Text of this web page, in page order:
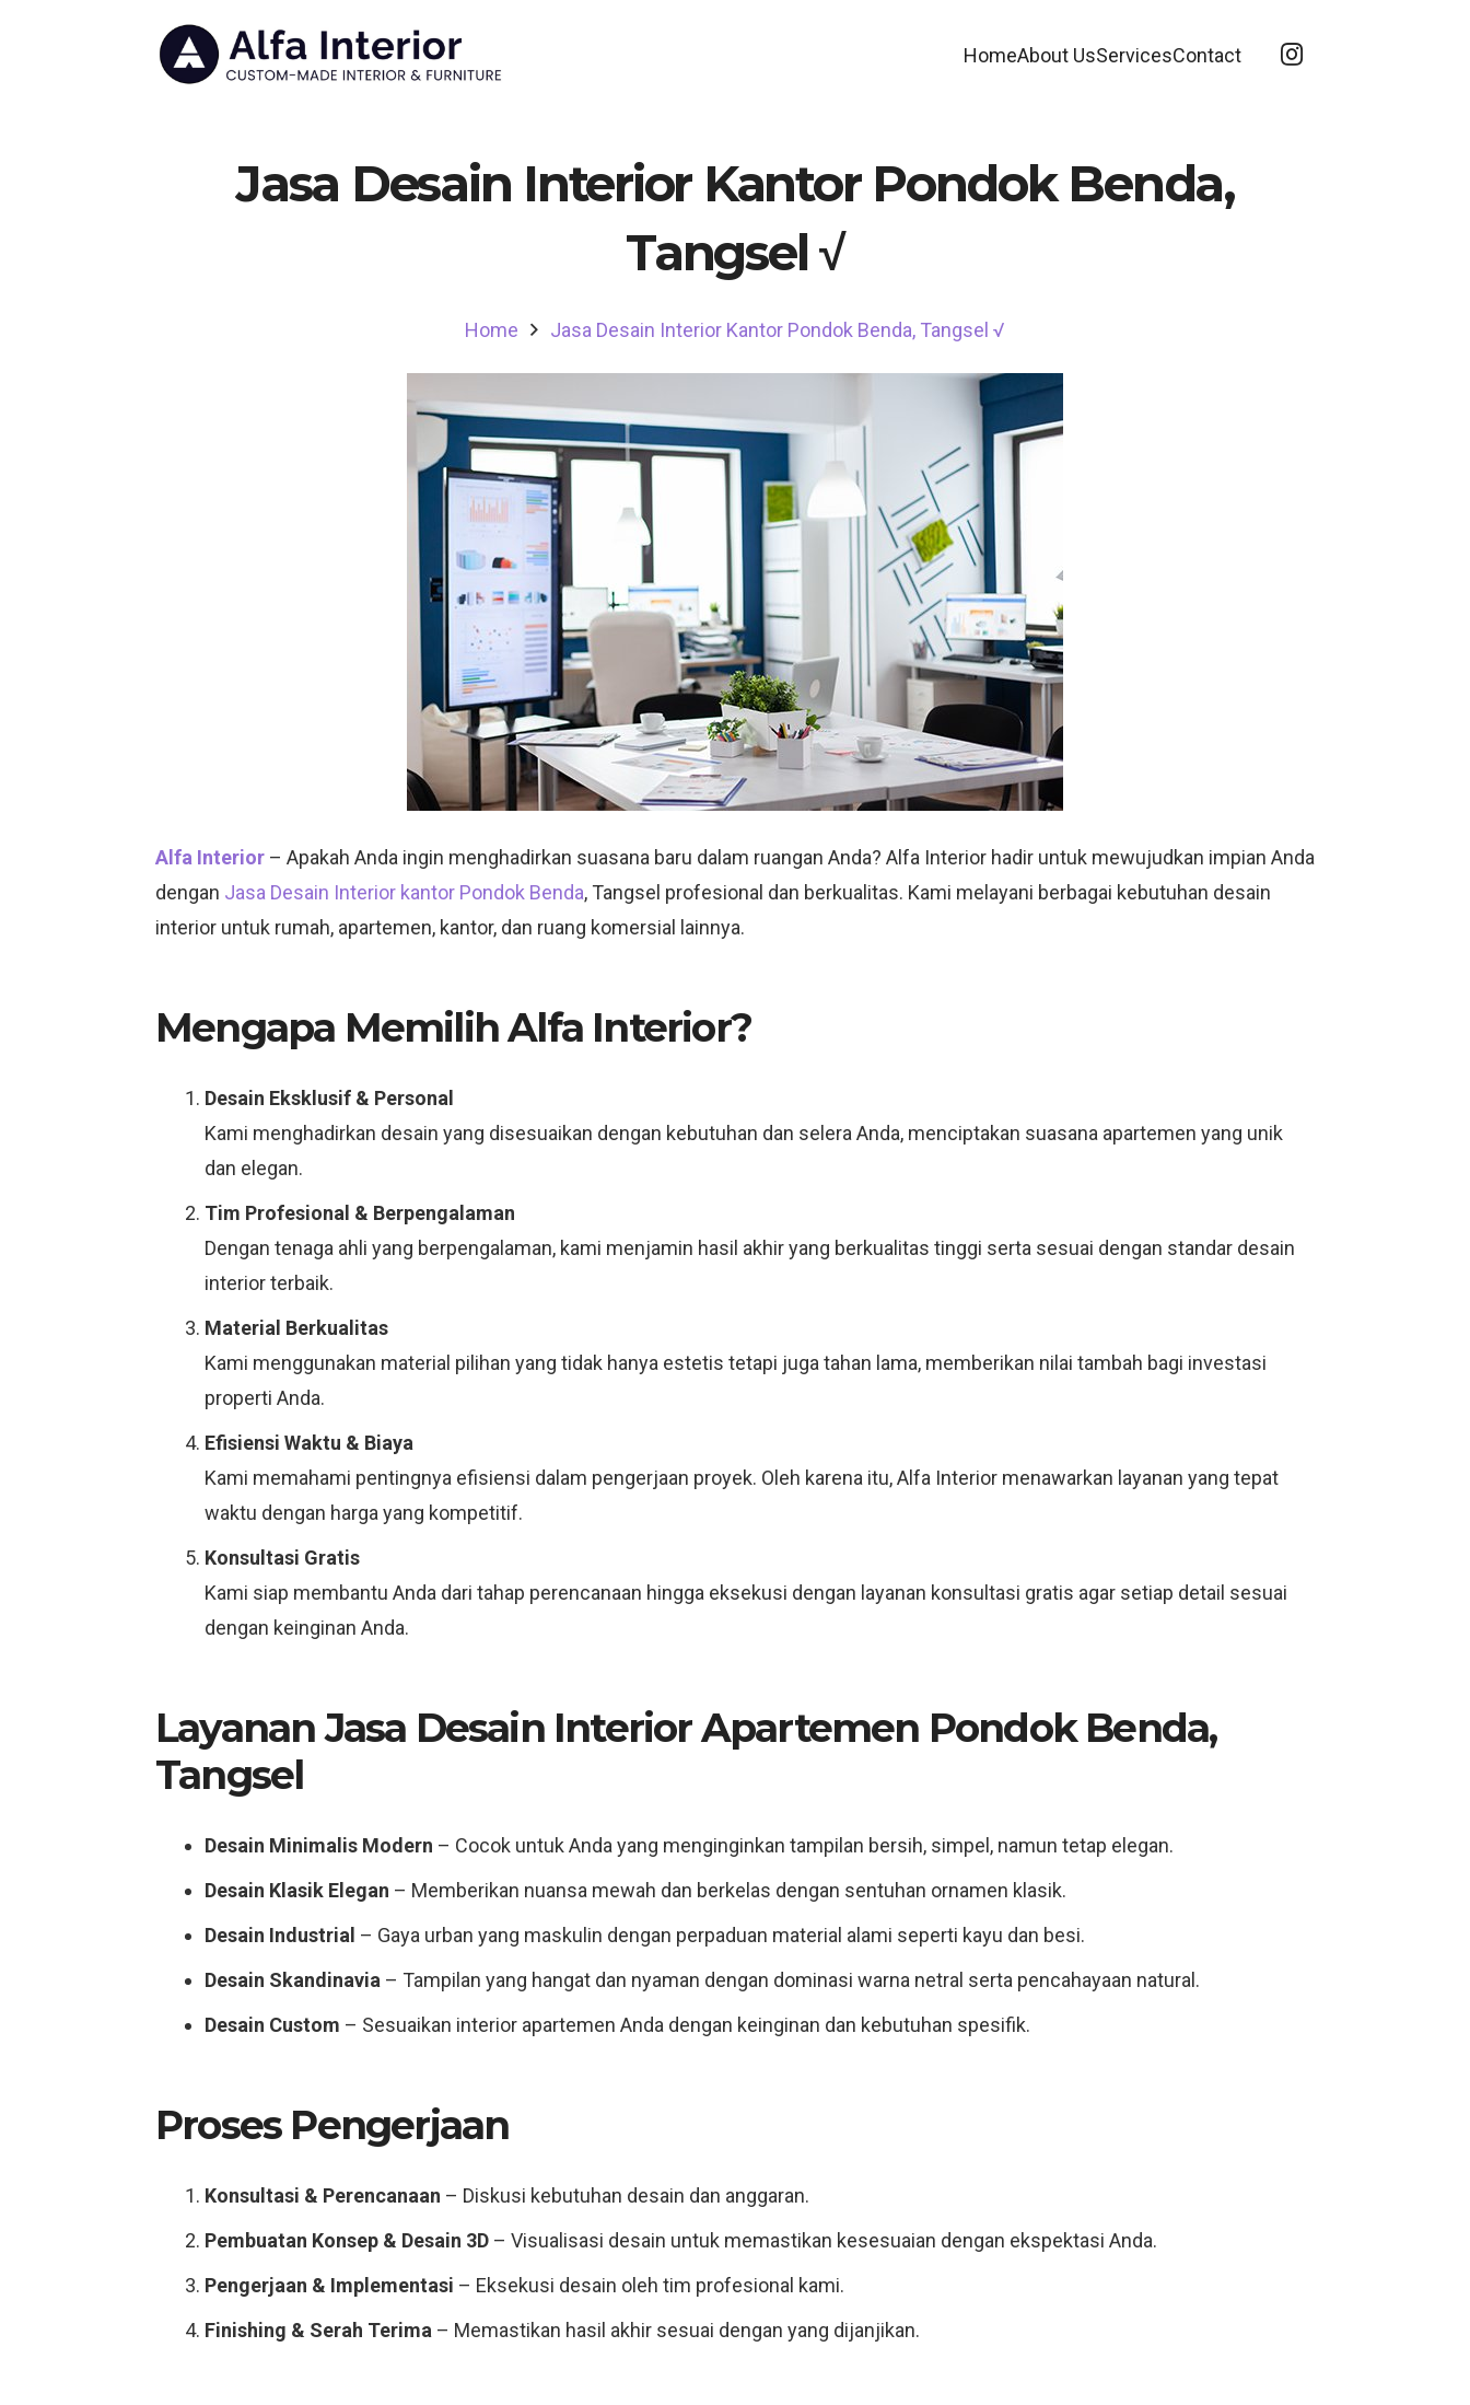
HomeAbout UsServicesContact
Jasa Desain Interior Kantor Pondok Benda,
Tangsel √
Home Jasa Desain Interior Kantor Pondok Benda, Tangsel √
Alfa Interior – Apakah Anda ingin menghadirkan suasana baru dalam ruangan Anda? Alfa Interior hadir untuk mewujudkan impian Anda
dengan Jasa Desain Interior kantor Pondok Benda, Tangsel profesional dan berkualitas. Kami melayani berbagai kebutuhan desain
interior untuk rumah, apartemen, kantor, dan ruang komersial lainnya.
Mengapa Memilih Alfa Interior?
Desain Eksklusif & Personal
Kami menghadirkan desain yang disesuaikan dengan kebutuhan dan selera Anda, menciptakan suasana apartemen yang unik
dan elegan.
Tim Profesional & Berpengalaman
Dengan tenaga ahli yang berpengalaman, kami menjamin hasil akhir yang berkualitas tinggi serta sesuai dengan standar desain
interior terbaik.
Material Berkualitas
Kami menggunakan material pilihan yang tidak hanya estetis tetapi juga tahan lama, memberikan nilai tambah bagi investasi
properti Anda.
Efisiensi Waktu & Biaya
Kami memahami pentingnya efisiensi dalam pengerjaan proyek. Oleh karena itu, Alfa Interior menawarkan layanan yang tepat
waktu dengan harga yang kompetitif.
Konsultasi Gratis
Kami siap membantu Anda dari tahap perencanaan hingga eksekusi dengan layanan konsultasi gratis agar setiap detail sesuai
dengan keinginan Anda.
Layanan Jasa Desain Interior Apartemen Pondok Benda,
Tangsel
Desain Minimalis Modern – Cocok untuk Anda yang menginginkan tampilan bersih, simpel, namun tetap elegan.
Desain Klasik Elegan – Memberikan nuansa mewah dan berkelas dengan sentuhan ornamen klasik.
Desain Industrial – Gaya urban yang maskulin dengan perpaduan material alami seperti kayu dan besi.
Desain Skandinavia – Tampilan yang hangat dan nyaman dengan dominasi warna netral serta pencahayaan natural.
Desain Custom – Sesuaikan interior apartemen Anda dengan keinginan dan kebutuhan spesifik.
Proses Pengerjaan
Konsultasi & Perencanaan – Diskusi kebutuhan desain dan anggaran.
Pembuatan Konsep & Desain 3D – Visualisasi desain untuk memastikan kesesuaian dengan ekspektasi Anda.
Pengerjaan & Implementasi – Eksekusi desain oleh tim profesional kami.
Finishing & Serah Terima – Memastikan hasil akhir sesuai dengan yang dijanjikan.